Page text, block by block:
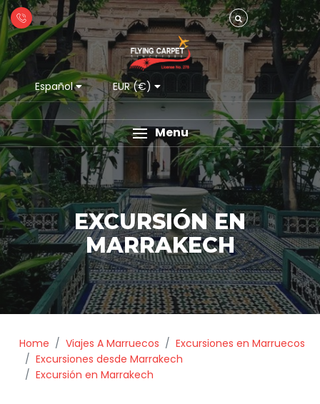
Español EUR (€)
Menu
EXCURSIÓN EN
MARRAKECH
Home Viajes A Marruecos
Excursiones en Marruecos
Excursiones desde Marrakech
Excursión en Marrakech